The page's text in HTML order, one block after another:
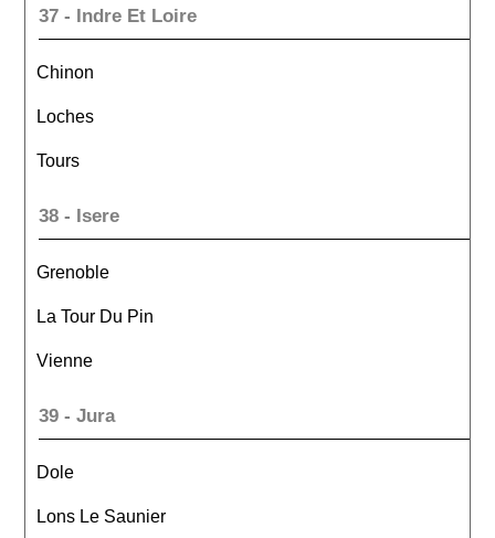
37 - Indre Et Loire
Chinon
Loches
Tours
38 - Isere
Grenoble
La Tour Du Pin
Vienne
39 - Jura
Dole
Lons Le Saunier